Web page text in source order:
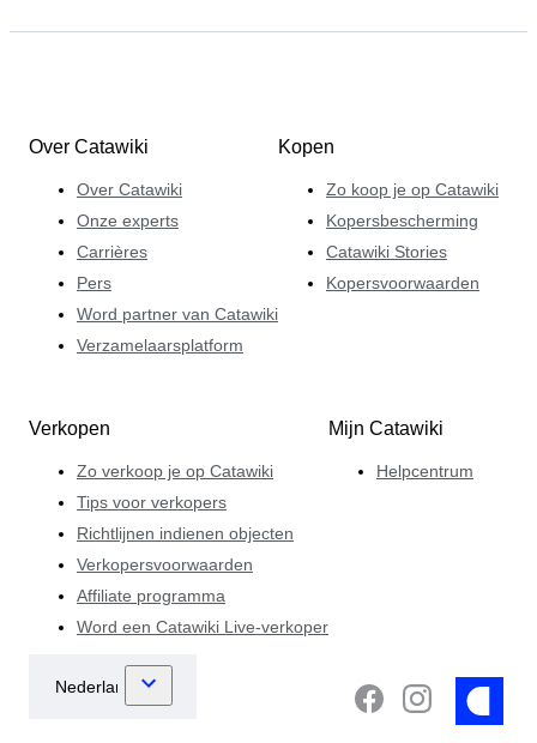
Over Catawiki
Over Catawiki
Onze experts
Carrières
Pers
Word partner van Catawiki
Verzamelaarsplatform
Kopen
Zo koop je op Catawiki
Kopersbescherming
Catawiki Stories
Kopersvoorwaarden
Verkopen
Zo verkoop je op Catawiki
Tips voor verkopers
Richtlijnen indienen objecten
Verkopersvoorwaarden
Affiliate programma
Word een Catawiki Live-verkoper
Mijn Catawiki
Helpcentrum